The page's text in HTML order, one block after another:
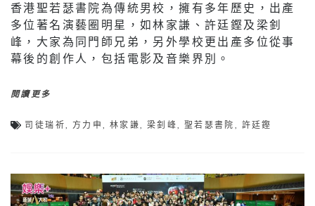
香港聖若瑟書院為傳統男校，擁有多年歷史，出產
多位著名演藝圈明星，如林家謙、許廷鏗及梁釗
峰，大家為同門師兄弟，另外學校更出產多位從事
幕後的創作人，包括電影及音樂界別。
閱讀更多
司徒瑞祈, 方力申, 林家謙, 梁釗峰, 聖若瑟書院 , 許廷鏗